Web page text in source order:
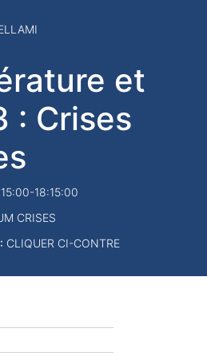
et
: Crises
18:15:00
CRISES
CLIQUER CI-CONTRE